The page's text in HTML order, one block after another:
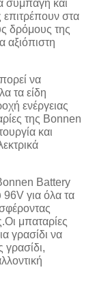
συμπαγή και
επιτρέπουν στα
δρόμους της
αξιόπιστη
να
τα είδη
ενέργειας
της Bonnen
και
Battery
96V για όλα τα
μπαταρίες
γρασίδι να
γρασίδι,